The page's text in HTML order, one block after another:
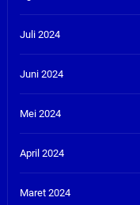
Juli 2024
Juni 2024
Mei 2024
April 2024
Maret 2024